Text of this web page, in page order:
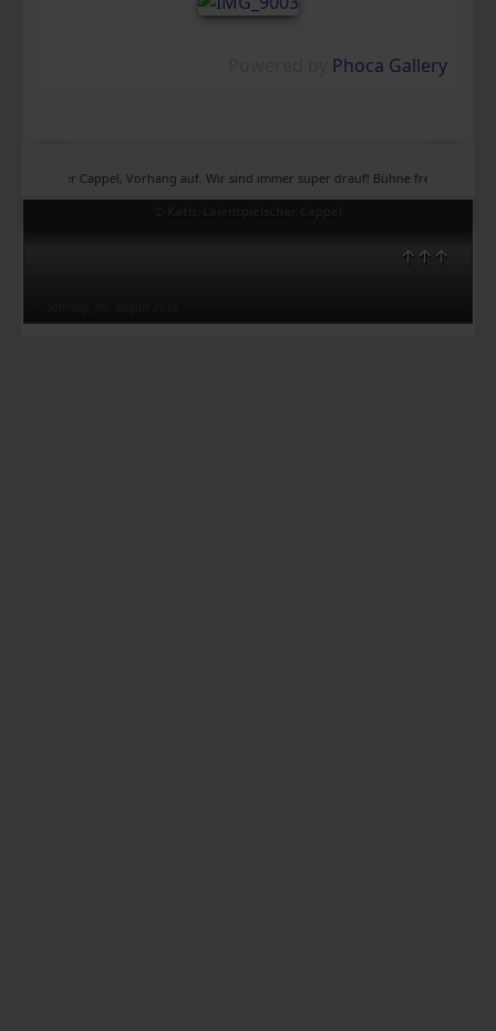
Theater Cappel, Vorhang auf. Wir sind immer super drauf! Bühne frei, Bühne
© Kath. Laienspielschar Cappel
↑↑↑
Phoca Gallery